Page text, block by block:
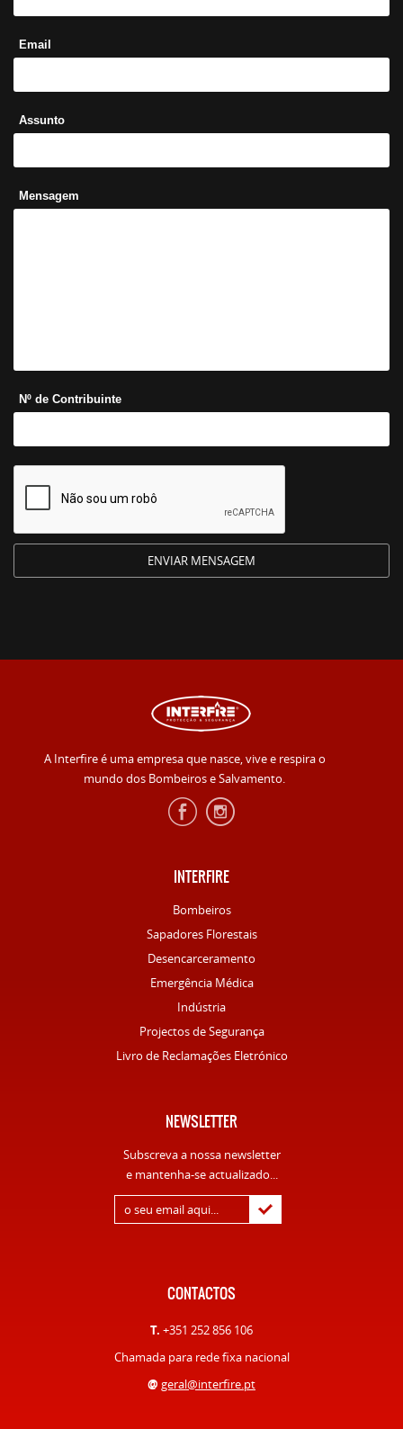
Email
Assunto
Mensagem
Nº de Contribuinte
A Interfire é uma empresa que nasce, vive e respira o
mundo dos Bombeiros e Salvamento.
INTERFIRE
Bombeiros
Sapadores Florestais
Desencarceramento
Emergência Médica
Indústria
Projectos de Segurança
Livro de Reclamações Eletrónico
NEWSLETTER
Subscreva a nossa newsletter
e mantenha-se actualizado...
CONTACTOS
T. +351 252 856 106
Chamada para rede fixa nacional
@ geral@interfire.pt